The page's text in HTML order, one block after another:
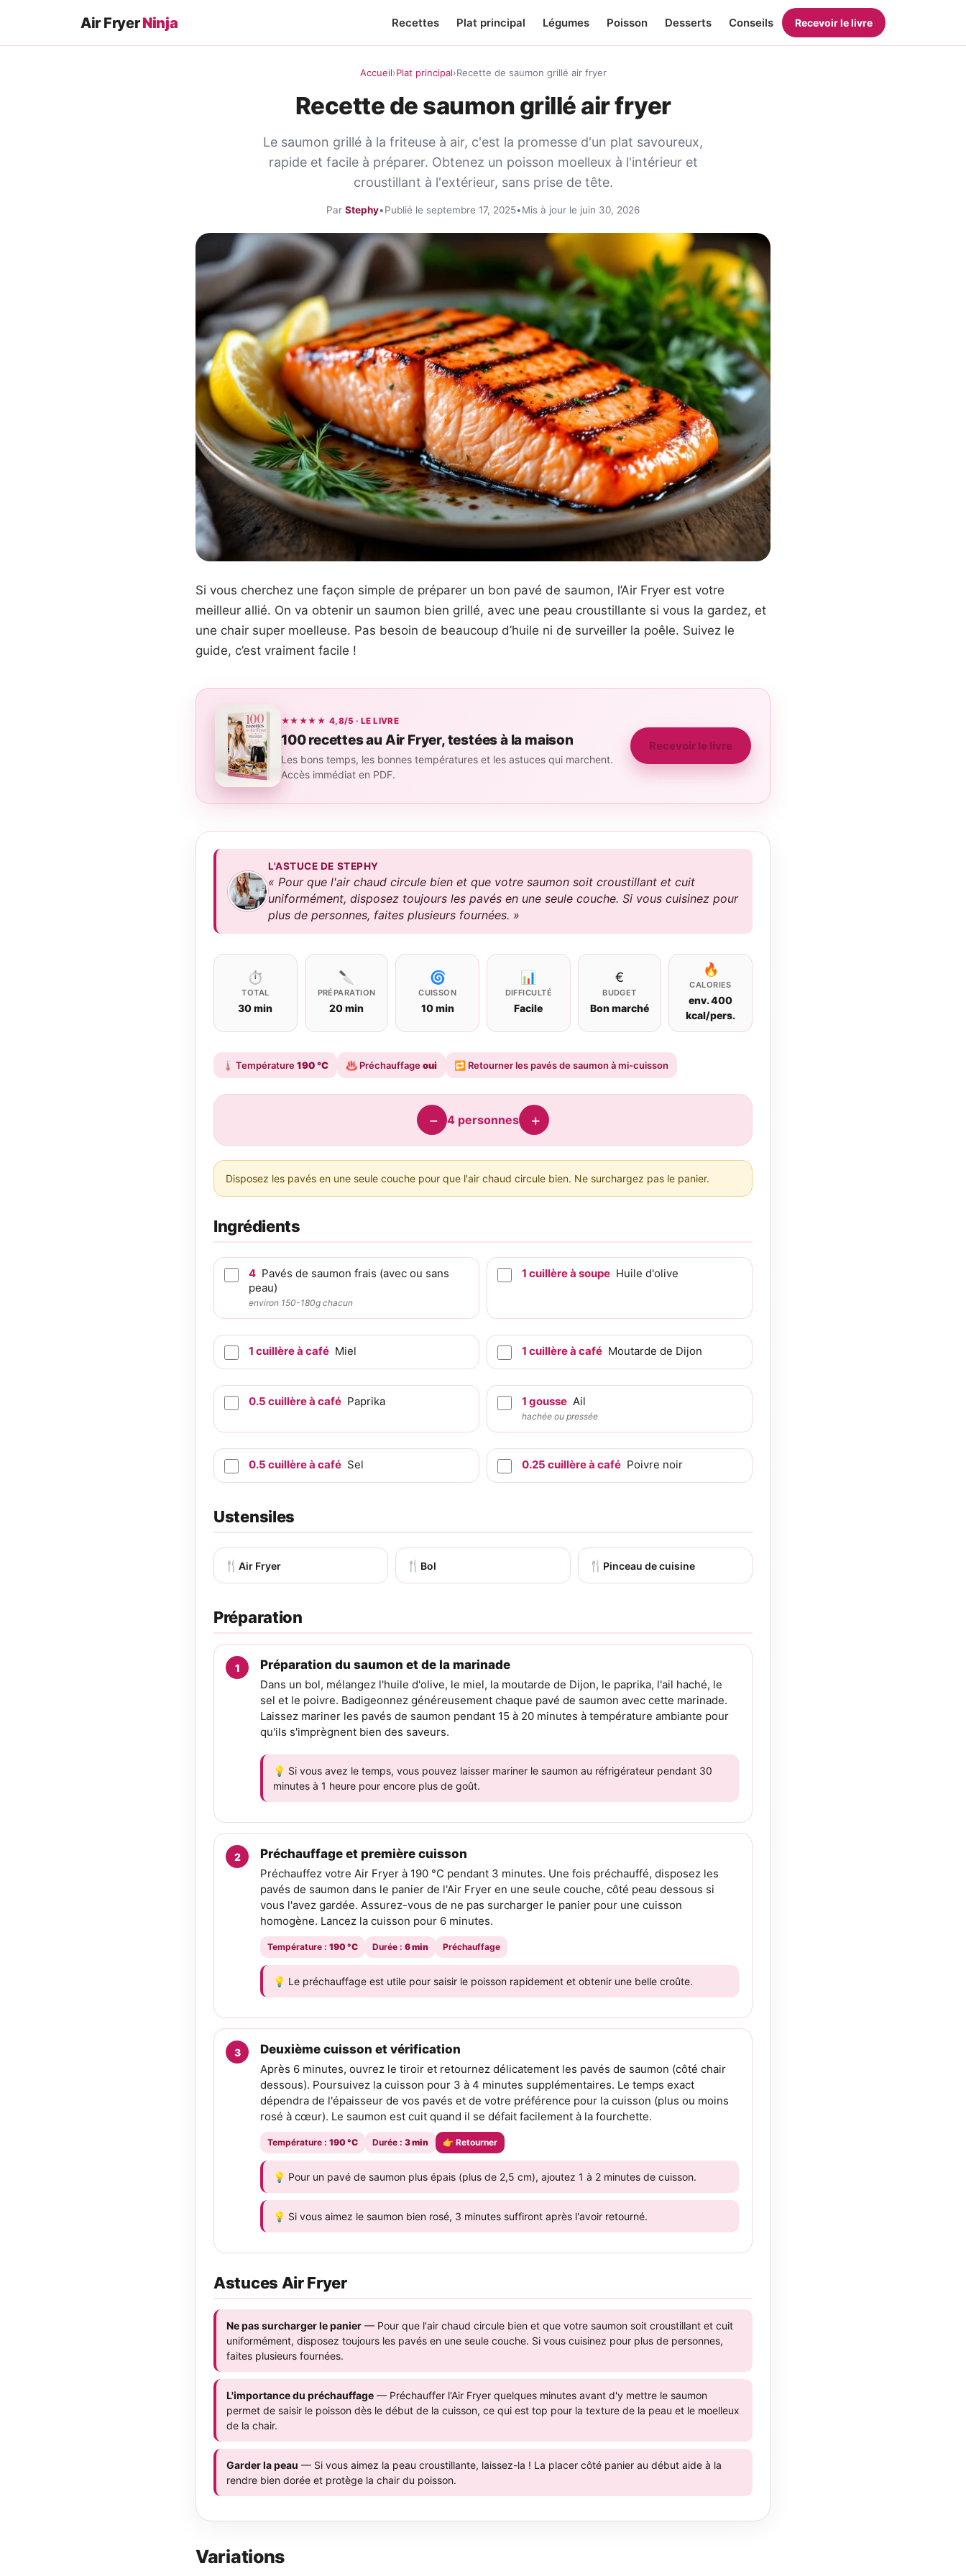
Air FryerNinja Recettes Plat principal Légumes Poisson Desserts Conseils Recevoir le livre
Accueil›Plat principal›Recette de saumon grillé air fryer
Recette de saumon grillé air fryer
Le saumon grillé à la friteuse à air, c'est la promesse d'un plat savoureux,
rapide et facile à préparer. Obtenez un poisson moelleux à l'intérieur et
croustillant à l'extérieur, sans prise de tête.
Par Stephy•Publié le septembre 17, 2025•Mis à jour le juin 30, 2026
Si vous cherchez une façon simple de préparer un bon pavé de saumon, l’Air Fryer est votre
meilleur allié. On va obtenir un saumon bien grillé, avec une peau croustillante si vous la gardez, et
une chair super moelleuse. Pas besoin de beaucoup d’huile ni de surveiller la poêle. Suivez le
guide, c’est vraiment facile !
★★★★★ 4,8/5 · LE LIVRE
100 recettes au Air Fryer, testées à la maison
Les bons temps, les bonnes températures et les astuces qui marchent.
Accès immédiat en PDF.
Recevoir le livre
L'ASTUCE DE STEPHY
« Pour que l'air chaud circule bien et que votre saumon soit croustillant et cuit
uniformément, disposez toujours les pavés en une seule couche. Si vous cuisinez pour
plus de personnes, faites plusieurs fournées. »
⏱
TOTAL
30 min
🔪
PRÉPARATION
20 min
🌀
CUISSON
10 min
📊
DIFFICULTÉ
Facile
€
BUDGET
Bon marché
🔥
CALORIES
env. 400
kcal/pers.
🌡️ Température190 °C ♨️ Préchauffageoui 🔁 Retourner les pavés de saumon à mi-cuisson
− 4 personnes +
Disposez les pavés en une seule couche pour que l'air chaud circule bien. Ne surchargez pas le panier.
Ingrédients
4 Pavés de saumon frais (avec ou sans
peau)
environ 150-180g chacun
1 cuillère à soupe Huile d'olive
1 cuillère à café Miel 1 cuillère à café Moutarde de Dijon
0.5 cuillère à café Paprika 1 gousse Ail
hachée ou pressée
0.5 cuillère à café Sel 0.25 cuillère à café Poivre noir
Ustensiles
🍴 Air Fryer 🍴 Bol 🍴 Pinceau de cuisine
Préparation
Préparation du saumon et de la marinade
Dans un bol, mélangez l'huile d'olive, le miel, la moutarde de Dijon, le paprika, l'ail haché, le
sel et le poivre. Badigeonnez généreusement chaque pavé de saumon avec cette marinade.
Laissez mariner les pavés de saumon pendant 15 à 20 minutes à température ambiante pour
qu'ils s'imprègnent bien des saveurs.
💡 Si vous avez le temps, vous pouvez laisser mariner le saumon au réfrigérateur pendant 30
minutes à 1 heure pour encore plus de goût.
Préchauffage et première cuisson
Préchauffez votre Air Fryer à 190 °C pendant 3 minutes. Une fois préchauffé, disposez les
pavés de saumon dans le panier de l'Air Fryer en une seule couche, côté peau dessous si
vous l'avez gardée. Assurez-vous de ne pas surcharger le panier pour une cuisson
homogène. Lancez la cuisson pour 6 minutes.
Température : 190 °C Durée : 6 min Préchauffage
💡 Le préchauffage est utile pour saisir le poisson rapidement et obtenir une belle croûte.
Deuxième cuisson et vérification
Après 6 minutes, ouvrez le tiroir et retournez délicatement les pavés de saumon (côté chair
dessous). Poursuivez la cuisson pour 3 à 4 minutes supplémentaires. Le temps exact
dépendra de l'épaisseur de vos pavés et de votre préférence pour la cuisson (plus ou moins
rosé à cœur). Le saumon est cuit quand il se défait facilement à la fourchette.
Température : 190 °C Durée : 3 min 👉 Retourner
💡 Pour un pavé de saumon plus épais (plus de 2,5 cm), ajoutez 1 à 2 minutes de cuisson.
💡 Si vous aimez le saumon bien rosé, 3 minutes suffiront après l'avoir retourné.
Astuces Air Fryer
Ne pas surcharger le panier — Pour que l'air chaud circule bien et que votre saumon soit croustillant et cuit
uniformément, disposez toujours les pavés en une seule couche. Si vous cuisinez pour plus de personnes,
faites plusieurs fournées.
L'importance du préchauffage — Préchauffer l'Air Fryer quelques minutes avant d'y mettre le saumon
permet de saisir le poisson dès le début de la cuisson, ce qui est top pour la texture de la peau et le moelleux
de la chair.
Garder la peau — Si vous aimez la peau croustillante, laissez-la ! La placer côté panier au début aide à la
rendre bien dorée et protège la chair du poisson.
Variations